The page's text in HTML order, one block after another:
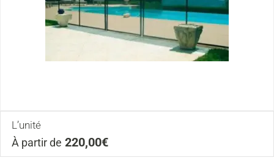
L’unité
À partir de 220,00€